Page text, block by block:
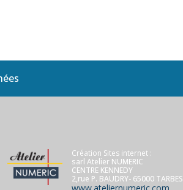
Création Sites internet :
sarl Atelier NUMERIC
CENTRE KENNEDY
2,rue P. BAUDRY- 65000 TARBES